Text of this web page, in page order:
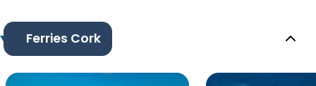
Ferries Cork